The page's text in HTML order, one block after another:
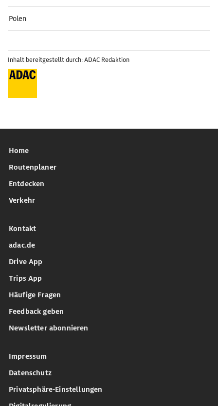
Polen
Inhalt bereitgestellt durch: ADAC Redaktion
Home
Routenplaner
Entdecken
Verkehr
Kontakt
adac.de
Drive App
Trips App
Häufige Fragen
Feedback geben
Newsletter abonnieren
Impressum
Datenschutz
Privatsphäre-Einstellungen